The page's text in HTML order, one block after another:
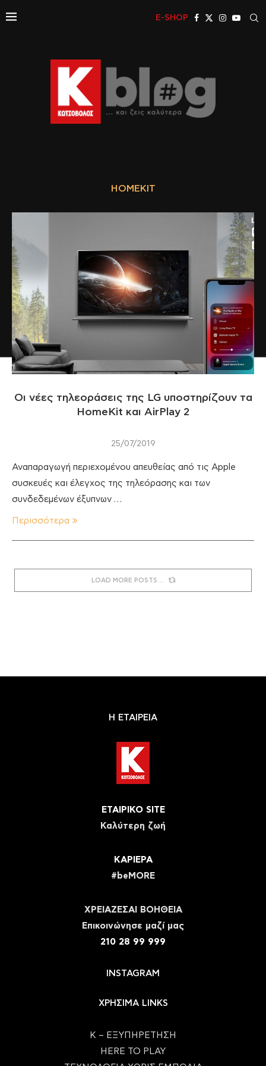
E-SHOP
HOMEKIT
Οι νέες τηλεοράσεις της LG υποστηρίζουν τα
HomeKit και AirPlay 2
25/07/2019
Αναπαραγωγή περιεχομένου απευθείας από τις Apple
συσκευές και έλεγχος της τηλεόρασης και των
συνδεδεμένων έξυπνων …
Περισσότερα
LOAD MORE POSTS
Η ΕΤΑΙΡΕΙΑ
ΕΤΑΙΡΙΚΟ SITE
Καλύτερη ζωή
ΚΑΡΙΕΡΑ
#beMORE
ΧΡΕΙΑΖΕΣΑΙ ΒΟΗΘΕΙΑ
Eπικοινώνησε μαζί μας
210 28 99 999
INSTAGRAM
ΧΡΗΣΙΜΑ LINKS
Κ – ΕΞΥΠΗΡΕΤΗΣΗ
HERE TO PLAY